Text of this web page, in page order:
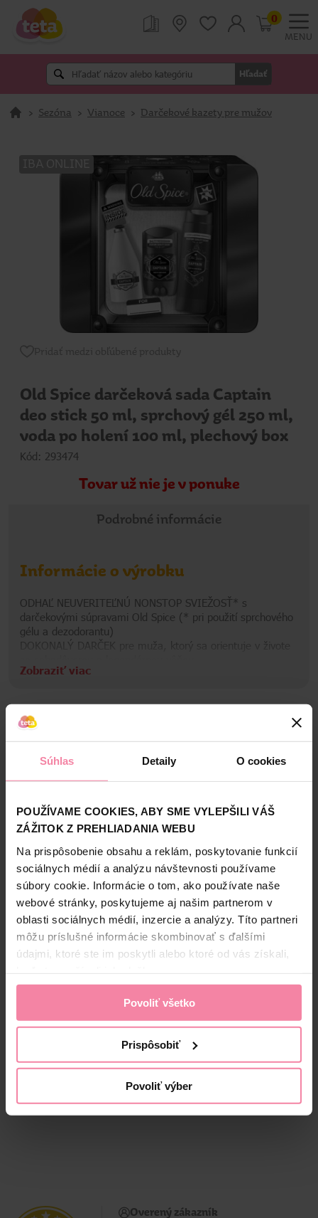
Súhlas Detaily O cookies
POUŽÍVAME COOKIES, ABY SME VYLEPŠILI VÁŠ
ZÁŽITOK Z PREHLIADANIA WEBU
Na prispôsobenie obsahu a reklám, poskytovanie funkcií
sociálnych médií a analýzu návštevnosti používame
súbory cookie. Informácie o tom, ako používate naše
webové stránky, poskytujeme aj našim partnerom v
oblasti sociálnych médií, inzercie a analýzy. Títo partneri
môžu príslušné informácie skombinovať s ďalšími
údajmi, ktoré ste im poskytli alebo ktoré od vás získali,
Povoliť všetko
Prispôsobiť
Povoliť výber
MENU
Hľadať
0
> Sezóna > Vianoce > Darčekové kazety pre mužov
Old Spice darčeková sada Captain
deo stick 50 ml, sprchový gél 250 ml,
voda po holení 100 ml, plechový box
Kód: 293474
Tovar už nie je v ponuke
Podrobné informácie
Informácie o výrobku
ODHAĽ NEUVERITEĽNÚ NONSTOP SVIEŽOSŤ* s
darčekovými súpravami Old Spice (* pri použití sprchového
gélu a dezodorantu)
DOKONALÝ DARČEK pre muža, ktorý sa orientuje v živote
DARČEKOVÁ SÚPRAVA OBSAHUJE 50 ml tuhý dezodorant,
VYSKÚŠAJ OLD SPICE CAPTAIN S VÔŇOU PARFÉMOVEJ
KVALITY: vôňa divokých morských vĺn, santalového dreva a
výrazného bergamotu ťa premení na nebojácneho kapitána
sviežosti
KRÁSNE ZABALENÉ V charakteristickej kovovej škatuľke Old
Old Spice je americká značka výrobkov pre starostlivosť o
Informácie o výrobcovi
PaG
Zobraziť viac
Zloženie
Alternatívne produkty
NAŠA ZNAČKA
Tip Line kozmetické
Jedn. cena 0,01 / KS
Allnature Perkarbonát
4,79
Jedn. cena 3,89 / KG
Overený zákazník